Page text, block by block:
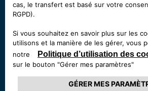
APPELER MAINTENANT
Envoyez-nous un message
un message